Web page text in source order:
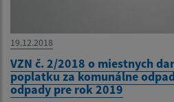
19.12.2018
VZN č. 2/2018 o miestnych
poplatku za komunálne
odpady pre rok 2019